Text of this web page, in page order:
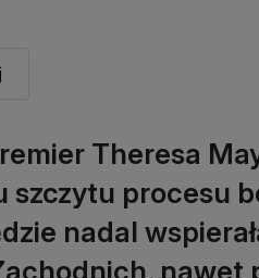
Theresa
szczytu procesu
nadal
nawet